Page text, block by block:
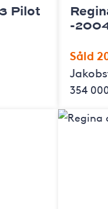
Pilot
-
Såld
354